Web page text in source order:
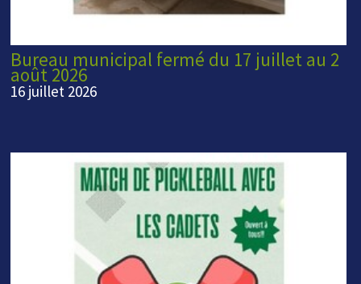
Bureau municipal fermé du 17 juillet au 2
août 2026
16 juillet 2026